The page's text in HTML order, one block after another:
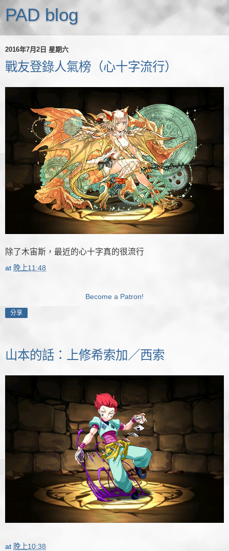
PAD blog
2016年7月2日 星期六
戰友登錄人氣榜（心十字流行）
除了木宙斯，最近的心十字真的很流行
at 晚上11:48
Become a Patron!
分享
山本的話：上修希索加／西索
at 晚上10:38